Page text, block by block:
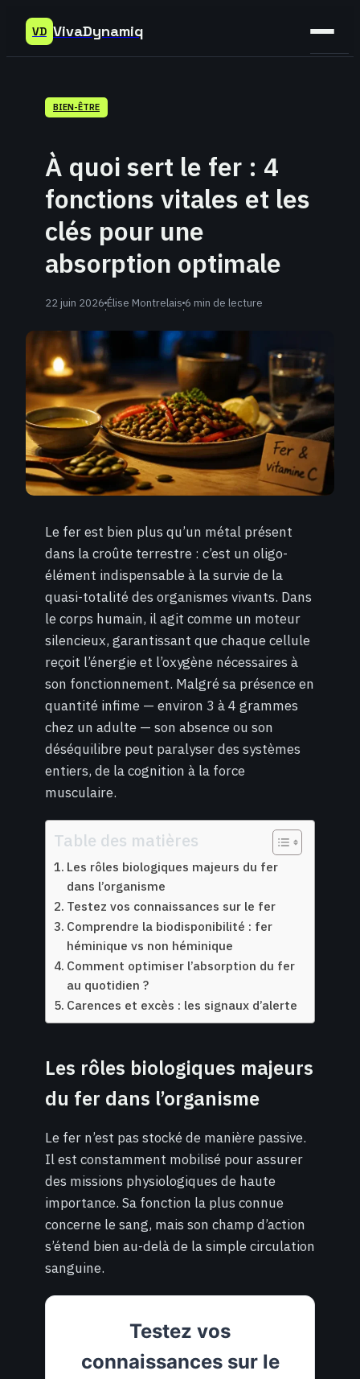
VD VivaDynamiq
BIEN-ÊTRE
À quoi sert le fer : 4
fonctions vitales et les
clés pour une
absorption optimale
22 juin 2026·Élise Montrelais·6 min de lecture
Le fer est bien plus qu’un métal présent
dans la croûte terrestre : c’est un oligo-
élément indispensable à la survie de la
quasi-totalité des organismes vivants. Dans
le corps humain, il agit comme un moteur
silencieux, garantissant que chaque cellule
reçoit l’énergie et l’oxygène nécessaires à
son fonctionnement. Malgré sa présence en
quantité infime — environ 3 à 4 grammes
chez un adulte — son absence ou son
déséquilibre peut paralyser des systèmes
entiers, de la cognition à la force
musculaire.
Table des matières
Les rôles biologiques majeurs du fer
dans l’organisme
Testez vos connaissances sur le fer
Comprendre la biodisponibilité : fer
héminique vs non héminique
Comment optimiser l’absorption du fer
au quotidien ?
Carences et excès : les signaux d’alerte
Les rôles biologiques majeurs
du fer dans l’organisme
Le fer n’est pas stocké de manière passive.
Il est constamment mobilisé pour assurer
des missions physiologiques de haute
importance. Sa fonction la plus connue
concerne le sang, mais son champ d’action
s’étend bien au-delà de la simple circulation
sanguine.
Testez vos
connaissances sur le